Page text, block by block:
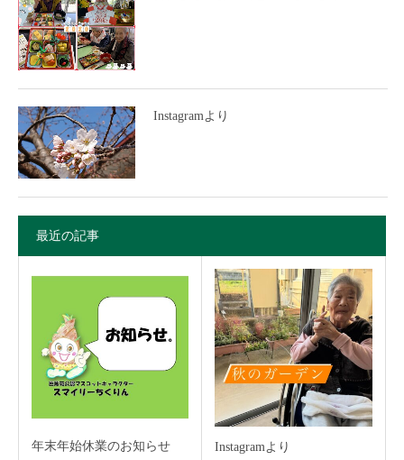
Instagramより
最近の記事
年末年始休業のお知らせ Instagramより